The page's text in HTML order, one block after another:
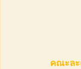
คณะละคร